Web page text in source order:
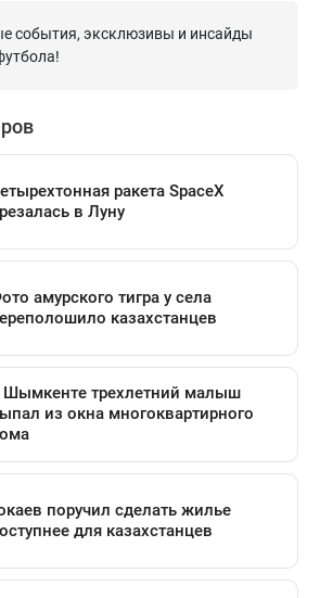
события, эксклюзивы и инсайды